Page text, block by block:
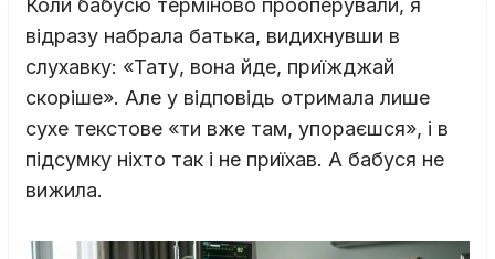
Коли бабусю терміново прооперували, я
відразу набрала батька, видихнувши в
слухавку: «Тату, вона йде, приїжджай
скоріше». Але у відповідь отримала лише
сухе текстове «ти вже там, упораєшся», і в
підсумку ніхто так і не приїхав. А бабуся не
вижила.